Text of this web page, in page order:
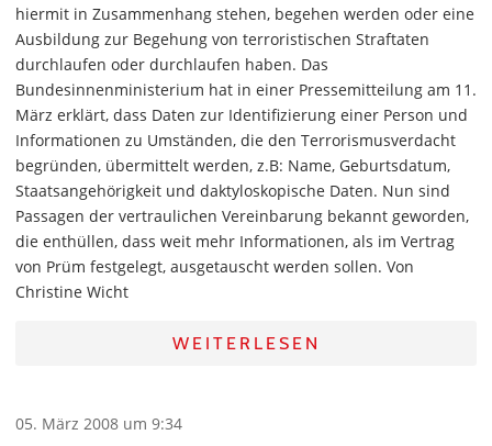
hiermit in Zusammenhang stehen, begehen werden oder eine
Ausbildung zur Begehung von terroristischen Straftaten
durchlaufen oder durchlaufen haben. Das
Bundesinnenministerium hat in einer Pressemitteilung am 11.
März erklärt, dass Daten zur Identifizierung einer Person und
Informationen zu Umständen, die den Terrorismusverdacht
begründen, übermittelt werden, z.B: Name, Geburtsdatum,
Staatsangehörigkeit und daktyloskopische Daten. Nun sind
Passagen der vertraulichen Vereinbarung bekannt geworden,
die enthüllen, dass weit mehr Informationen, als im Vertrag
von Prüm festgelegt, ausgetauscht werden sollen. Von
Christine Wicht
WEITERLESEN
05. März 2008 um 9:34